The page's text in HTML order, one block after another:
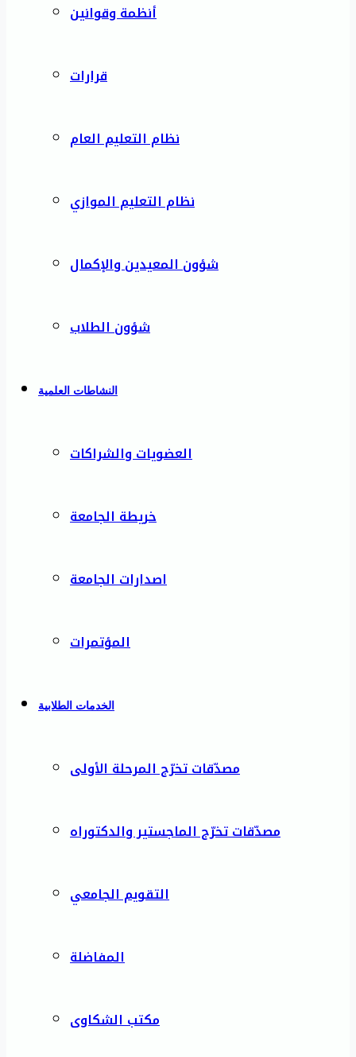
أنظمة وقوانين
قرارات
نظام التعليم العام
نظام التعليم الموازي
شؤون المعيدين والإكمال
شؤون الطلاب
النشاطات العلمية
العضويات والشراكات
خريطة الجامعة
اصدارات الجامعة
المؤتمرات
الخدمات الطلابية
مصدّقات تخرّج المرحلة الأولى
مصدّقات تخرّج الماجستير والدكتوراه
التقويم الجامعي
المفاضلة
مكتب الشكاوى